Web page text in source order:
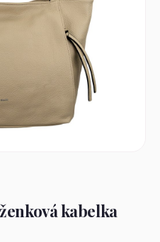
kabelka